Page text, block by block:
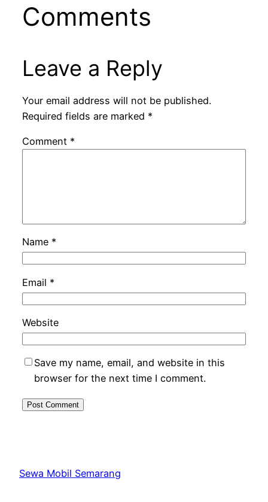
Comments
Leave a Reply
Your email address will not be published.
Required fields are marked *
Comment *
Name *
Email *
Website
Save my name, email, and website in this
browser for the next time I comment.
Sewa Mobil Semarang